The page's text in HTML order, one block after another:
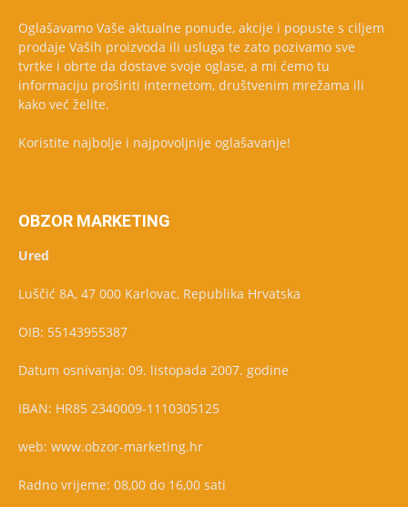
Oglašavamo Vaše aktualne ponude, akcije i popuste s ciljem
prodaje Vaših proizvoda ili usluga te zato pozivamo sve
tvrtke i obrte da dostave svoje oglase, a mi ćemo tu
informaciju proširiti internetom, društvenim mrežama ili
kako već želite.
Koristite najbolje i najpovoljnije oglašavanje!
OBZOR MARKETING
Ured
Luščić 8A, 47 000 Karlovac, Republika Hrvatska
OIB: 55143955387
Datum osnivanja: 09. listopada 2007. godine
IBAN: HR85 2340009-1110305125
web: www.obzor-marketing.hr
Radno vrijeme: 08,00 do 16,00 sati